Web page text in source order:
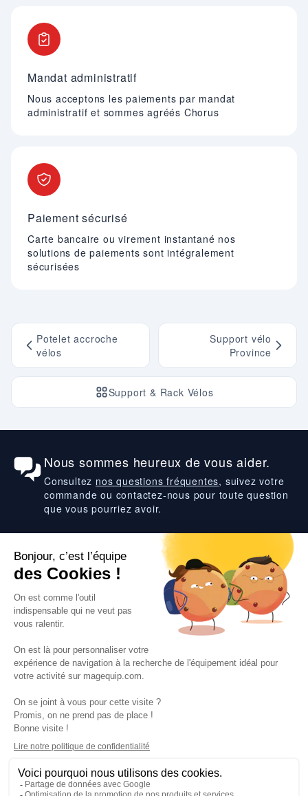
Mandat administratif
Nous acceptons les paiements par mandat
administratif et sommes agréés Chorus
Paiement sécurisé
Carte bancaire ou virement instantané nos
solutions de paiements sont intégralement
sécurisées
Potelet accroche
vélos
Support & Rack Vélos
Support vélo
Province
Nous sommes heureux de vous aider.
Consultez nos questions fréquentes, suivez votre
commande ou contactez-nous pour toute question
que vous pourriez avoir.
Suivez-nous
VOS SERVICES
VOS DEMANDES
NOTRE SOCIETE
CGV Données personnelles Prix euro HT
Nos partenaires·Guides et conseils